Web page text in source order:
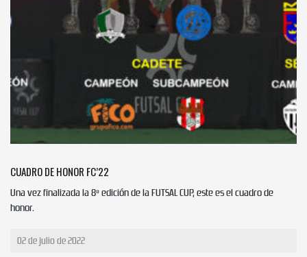
CUADRO DE HONOR FC’22
Una vez finalizada la 8º edición de la FUTSAL CUP, este es el cuadro de
honor.
02 de julio de 2022